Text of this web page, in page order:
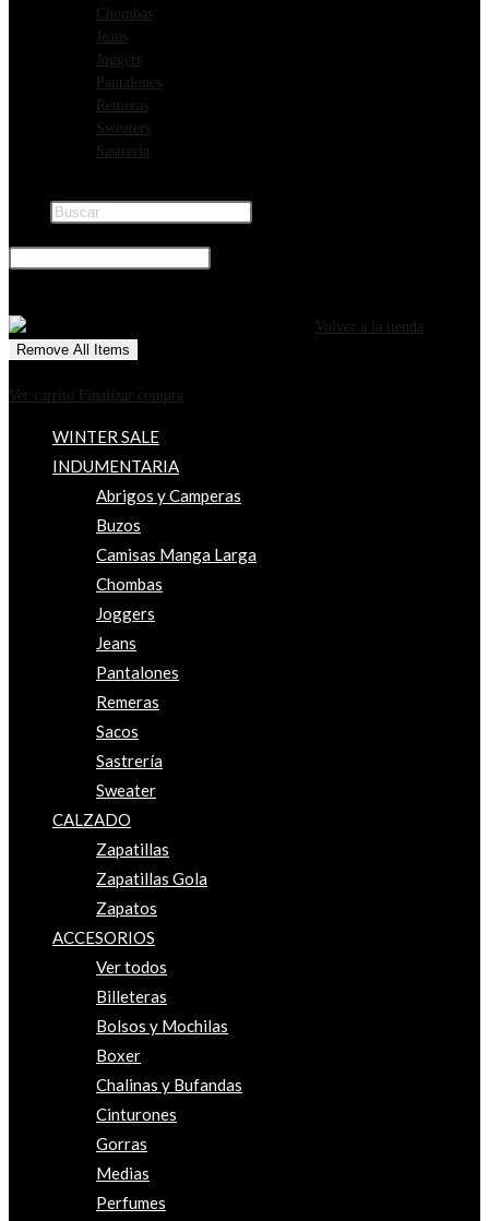
Chombas
Jeans
Joggers
Pantalones
Remeras
Sweaters
Sastreria
Volver a la tienda
Remove All Items
Ver carrito
Finalizar compra
WINTER SALE
INDUMENTARIA
Abrigos y Camperas
Buzos
Camisas Manga Larga
Chombas
Joggers
Jeans
Pantalones
Remeras
Sacos
Sastrería
Sweater
CALZADO
Zapatillas
Zapatillas Gola
Zapatos
ACCESORIOS
Ver todos
Billeteras
Bolsos y Mochilas
Boxer
Chalinas y Bufandas
Cinturones
Gorras
Medias
Perfumes